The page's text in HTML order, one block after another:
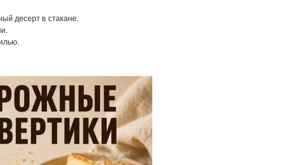
десерт в стакане.